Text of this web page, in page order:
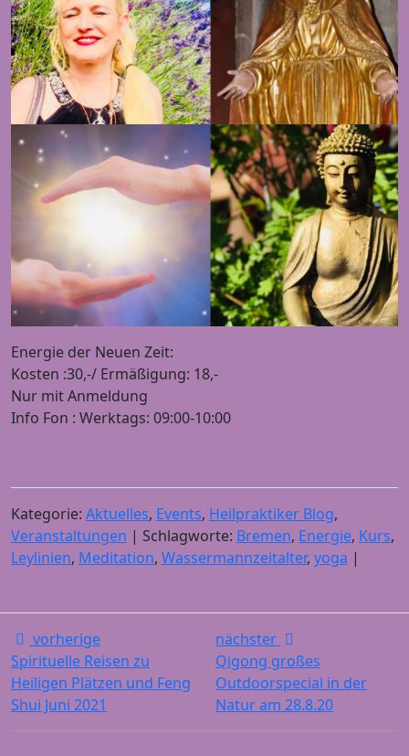
Energie der Neuen Zeit:
Kosten :30,-/ Ermäßigung: 18,-
Nur mit Anmeldung
Info Fon : Werktags: 09:00-10:00
Kategorie: Aktuelles, Events, Heilpraktiker Blog,
Veranstaltungen | Schlagworte: Bremen, Energie, Kurs,
Leylinien, Meditation, Wassermannzeitalter, yoga |
vorherige
Spirituelle Reisen zu
Heiligen Plätzen und Feng
Shui Juni 2021
nächster
Qigong großes
Outdoorspecial in der
Natur am 28.8.20